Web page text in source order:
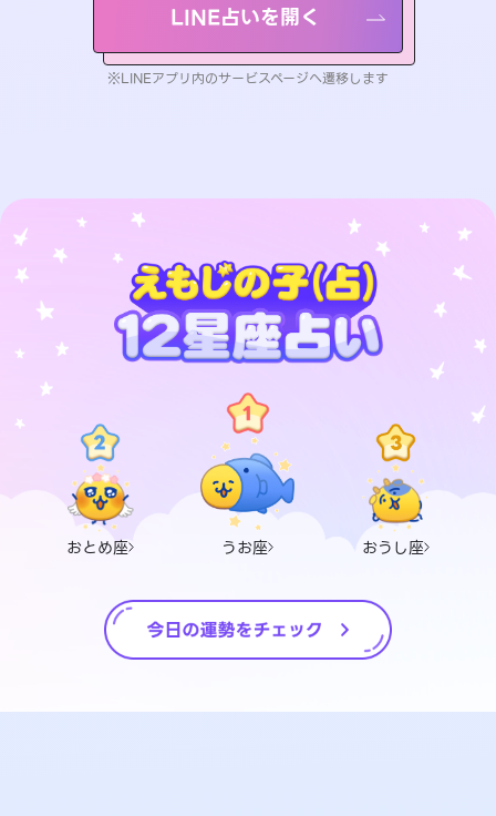
LINE占いを開く
※LINEアプリ内のサービスページへ遷移します
おとめ座 うお座 おうし座